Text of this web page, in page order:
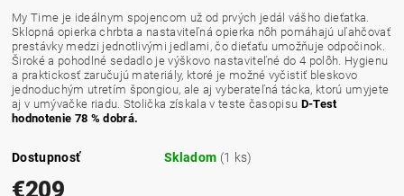
My Time je ideálnym spojencom už od prvých jedál vášho dieťatka.
Sklopná opierka chrbta a nastaviteľná opierka nôh pomáhajú uľahčovať
prestávky medzi jednotlivými jedlami, čo dieťaťu umožňuje odpočinok.
Široké a pohodlné sedadlo je výškovo nastaviteľné do 4 polôh. Hygienu
a praktickosť zaručujú materiály, ktoré je možné vyčistiť bleskovo
jednoduchým utretím špongiou, ale aj vyberateľná tácka, ktorú umyjete
aj v umývačke riadu. Stolička získala v teste časopisu D-Test
hodnotenie 78 % dobrá.
Dostupnosť Skladom (1 ks)
€209